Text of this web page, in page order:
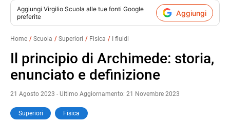
contenuto
Aggiungi Virgilio Scuola alle tue fonti Google
preferite
Aggiungi
Home Scuola Superiori Fisica I fluidi
Il principio di Archimede: storia,
enunciato e definizione
21 Agosto 2023 - Ultimo Aggiornamento: 21 Novembre 2023
Superiori Fisica